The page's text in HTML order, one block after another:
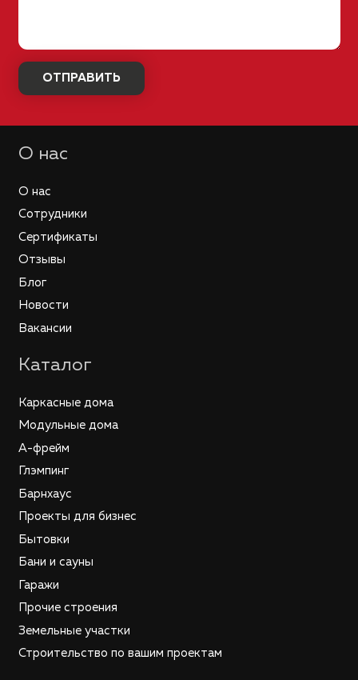
О нас
О нас
Сотрудники
Сертификаты
Отзывы
Блог
Новости
Вакансии
Каталог
Каркасные дома
Модульные дома
А-фрейм
Глэмпинг
Барнхаус
Проекты для бизнес
Бытовки
Бани и сауны
Гаражи
Прочие строения
Земельные участки
Строительство по вашим проектам